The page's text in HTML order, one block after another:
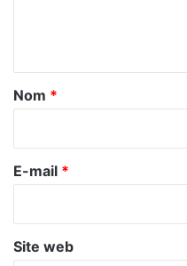
a
r
e
Nom *
E-mail *
Site web